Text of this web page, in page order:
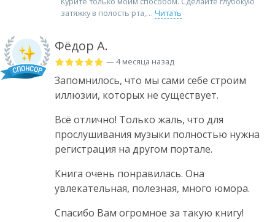
затяжку в полость рта,
Читать
Фёдор А.
— 4 месяца назад
Запомнилось, что мы сами себе строим
иллюзии, которых не существует.
Всё отлично! Только жаль, что для
прослушивания музыки полностью нужна
регистрация на другом портале.
Книга очень понравилась. Она
увлекательная, полезная, много юмора.
Спасибо Вам огромное за такую книгу!